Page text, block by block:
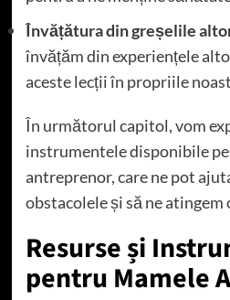
Învățătura din greșelile
învățăm din experiențele
aceste lecții în propriile
În următorul capitol, vom
instrumentele disponibile
antreprenor, care ne pot
obstacolele și să ne atingem
Resurse și
pentru Mamele